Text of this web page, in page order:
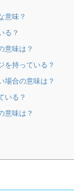
意味？
る？
意味は？
を持っている？
場合の意味は？
いる？
意味は？